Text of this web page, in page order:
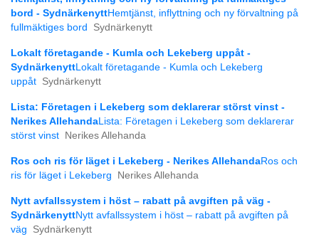
bord - SydnärkenyttHemtjänst, inflyttning och ny förvaltning på
fullmäktiges bord
Sydnärkenytt
Lokalt företagande - Kumla och Lekeberg uppåt -
SydnärkenyttLokalt företagande - Kumla och Lekeberg
uppåt Sydnärkenytt
Lista: Företagen i Lekeberg som deklarerar störst vinst -
Nerikes AllehandaLista: Företagen i Lekeberg som deklarerar
störst vinst
Nerikes Allehanda
Ros och ris för läget i Lekeberg - Nerikes AllehandaRos och
ris för läget i Lekeberg
Nerikes Allehanda
Nytt avfallssystem i höst – rabatt på avgiften på väg -
SydnärkenyttNytt avfallssystem i höst – rabatt på avgiften på
väg
Sydnärkenytt